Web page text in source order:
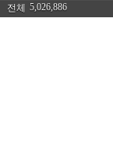
전체 5,026,886